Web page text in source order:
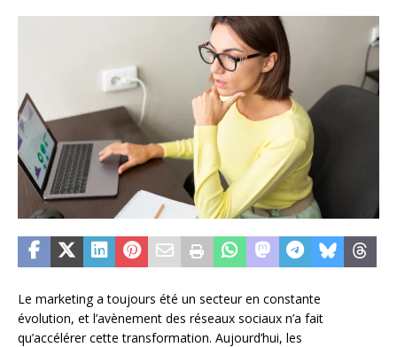
Le marketing a toujours été un secteur en constante
évolution, et l’avènement des réseaux sociaux n’a fait
qu’accélérer cette transformation. Aujourd’hui, les